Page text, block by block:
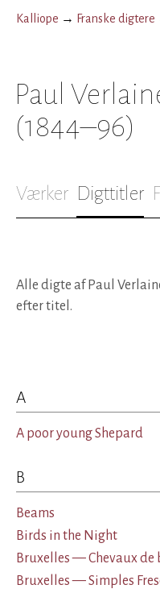
Kalliope → Franske digtere
Paul
(1844–96)
Værker Digttitler
Alle digte af Paul
efter titel.
A
A poor young Shepard
B
Beams
Birds in the Night
Bruxelles — Chevaux de
Bruxelles — Simples